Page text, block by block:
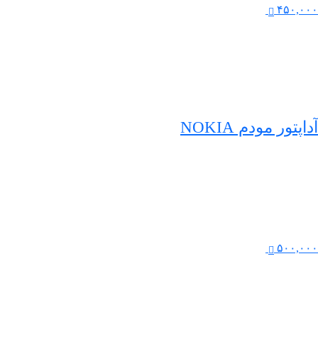
۴۵۰,۰۰۰
آداپتور مودم NOKIA
۵۰۰,۰۰۰